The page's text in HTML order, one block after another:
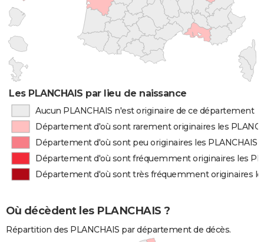
Les PLANCHAIS par lieu de naissance
Aucun PLANCHAIS n'est originaire de ce département
Département d'où sont rarement originaires les
Département d'où sont peu originaires les PLANCHAIS
Département d'où sont fréquemment originaires les
Département d'où sont très fréquemment originaires
Où décèdent les PLANCHAIS ?
Répartition des PLANCHAIS par département de décès.